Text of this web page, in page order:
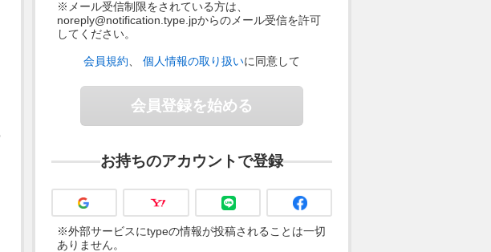
※メール受信制限をされている方は、
noreply@notification.type.jpからのメール受信を許可
してください。
会員規約 個人情報の取り扱いに同意して
会員登録を始める
お持ちのアカウントで登録
※外部サービスにtypeの情報が投稿されることは一切
ありません。